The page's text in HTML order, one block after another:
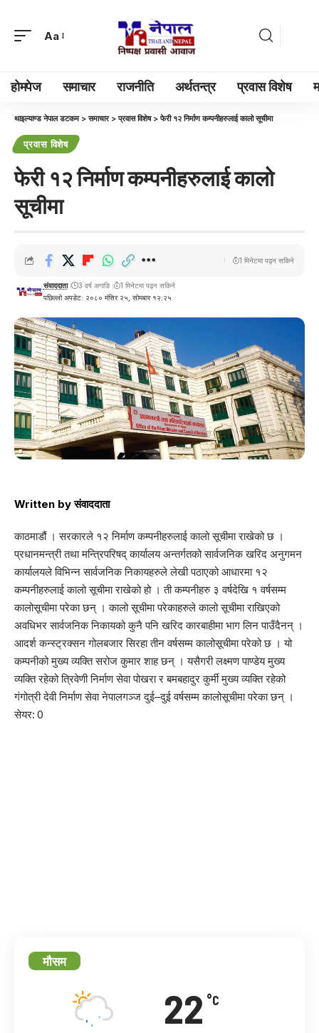
Aa
होमपेज समाचार राजनीति अर्थतन्त्र प्रवास विशेष
थाइल्याण्ड नेपाल डटकम>समाचार>प्रवास विशेष>फेरी १२ निर्माण कम्पनीहरुलाई कालो सूचीमा
प्रवास विशेष
फेरी १२ निर्माण कम्पनीहरुलाई कालो
सूचीमा
पछिल्लो अपडेट: २०८० मंसिर २५, सोमबार १२:२५
संवाददाता 3 वर्ष अगाडि 1 मिनेटमा पढ्न सकिने
1 मिनेटमा पढ्न सकिने
Written by संवाददाता
काठमाडौं । सरकारले १२ निर्माण कम्पनीहरुलाई कालो सूचीमा राखेको छ ।
प्रधानमन्त्री तथा मन्त्रिपरिषद् कार्यालय अन्तर्गतको सार्वजनिक खरिद अनुगमन
कार्यालयले विभिन्न सार्वजनिक निकायहरुले लेखी पठाएको आधारमा १२
कम्पनीहरुलाई कालो सूचीमा राखेको हो । ती कम्पनीहरु ३ वर्षदेखि १ वर्षसम्म
कालोसूचीमा परेका छन् । कालो सूचीमा परेकाहरुले कालो सूचीमा राखिएको
अवधिभर सार्वजनिक निकायको कुनै पनि खरिद कारबाहीमा भाग लिन पाउँदैनन् ।
आदर्श कन्स्ट्रक्सन गोलबजार सिरहा तीन वर्षसम्म कालोसूचीमा परेको छ । यो
कम्पनीको मुख्य व्यक्ति सरोज कुमार शाह छन् । यसैगरी लक्ष्मण पाण्डेय मुख्य
व्यक्ति रहेको त्रिवेणी निर्माण सेवा पोखरा र बमबहादुर कुर्मी मुख्य व्यक्ति रहेको
गंगोत्री देवी निर्माण सेवा नेपालगञ्ज दुई–दुई वर्षसम्म कालोसूचीमा परेका छन् ।
सेयर: 0
मौसम
22 °C